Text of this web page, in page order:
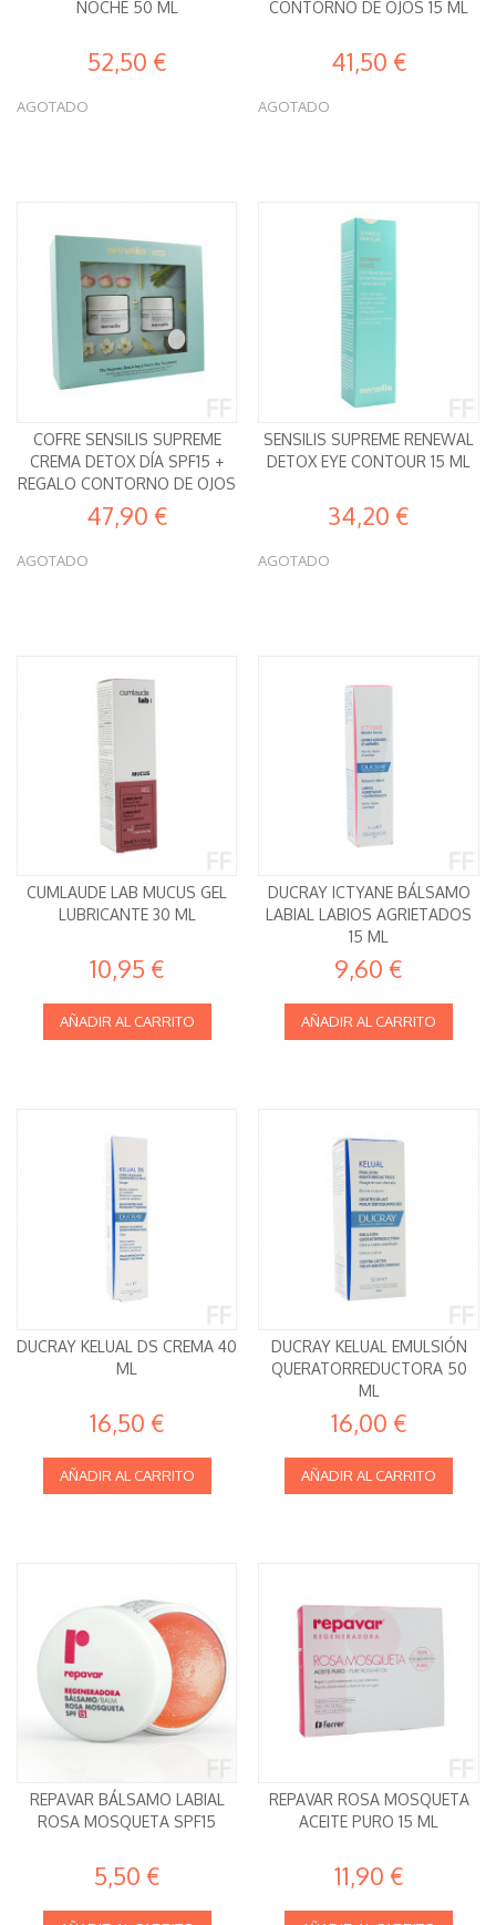
NOCHE 50 ML
52,50 €
AGOTADO
CONTORNO DE OJOS 15 ML
41,50 €
AGOTADO
COFRE SENSILIS SUPREME
CREMA DETOX DÍA SPF15 +
REGALO CONTORNO DE OJOS
47,90 €
AGOTADO
SENSILIS SUPREME RENEWAL
DETOX EYE CONTOUR 15 ML
34,20 €
AGOTADO
CUMLAUDE LAB MUCUS GEL
LUBRICANTE 30 ML
10,95 €
AÑADIR AL CARRITO
DUCRAY ICTYANE BÁLSAMO
LABIAL LABIOS AGRIETADOS
15 ML
9,60 €
AÑADIR AL CARRITO
DUCRAY KELUAL DS CREMA 40
ML
16,50 €
AÑADIR AL CARRITO
DUCRAY KELUAL EMULSIÓN
QUERATORREDUCTORA 50
ML
16,00 €
AÑADIR AL CARRITO
REPAVAR BÁLSAMO LABIAL
ROSA MOSQUETA SPF15
5,50 €
REPAVAR ROSA MOSQUETA
ACEITE PURO 15 ML
11,90 €